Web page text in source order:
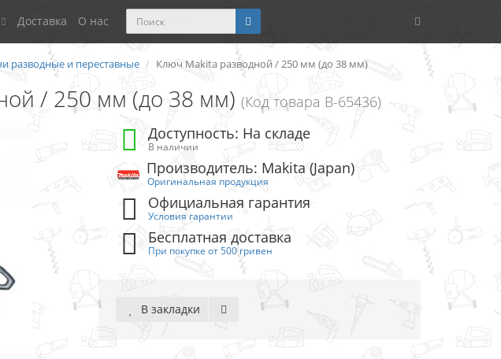
Доставка О нас
разводные и переставные Ключ Makita разводной / 250 мм (до 38 мм)
/ 250 мм (до 38 мм) (Код товара B-65436)
Доступность: На складе
В наличии
Производитель: Makita (Japan)
Оригинальная продукция
Официальная гарантия
Условия гарантии
Бесплатная доставка
При покупке от 500 гривен
В закладки